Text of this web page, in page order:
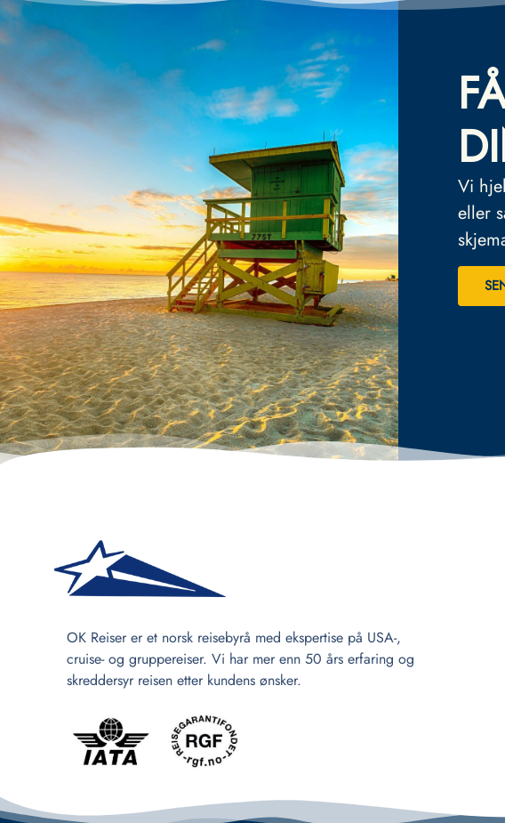
Vi
eller
OK Reiser er et norsk reisebyrå med ekspertise på USA-,
cruise- og gruppereiser. Vi har mer enn 50 års erfaring og
skreddersyr reisen etter kundens ønsker.